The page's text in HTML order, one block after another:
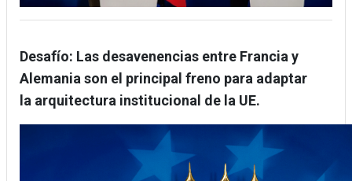
Desafío: Las desavenencias entre Francia y
Alemania son el principal freno para adaptar
la arquitectura institucional de la UE.